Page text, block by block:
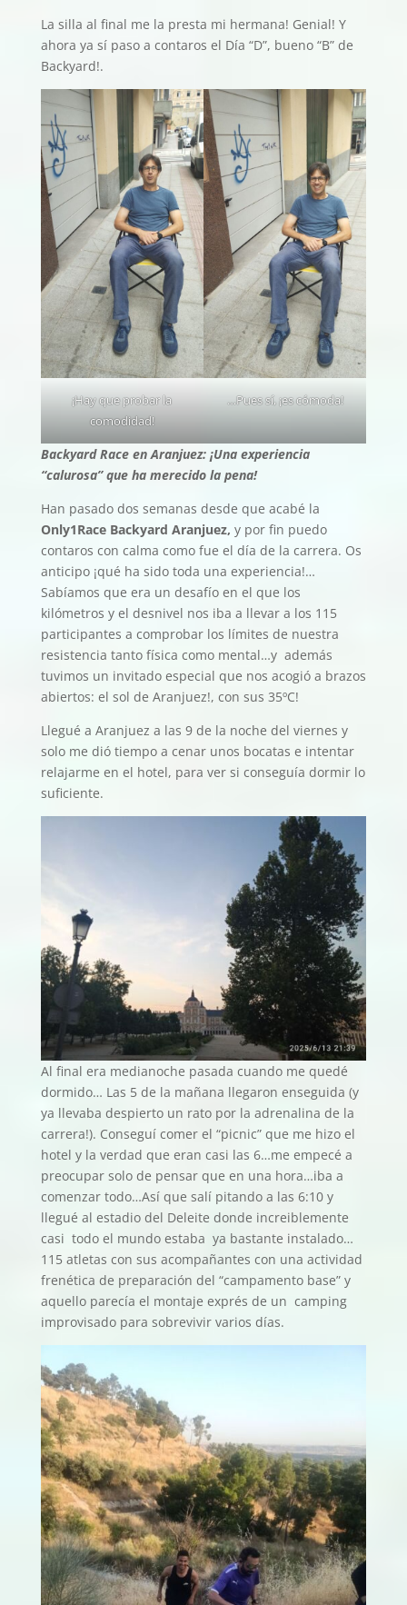
La silla al final me la presta mi hermana! Genial! Y
ahora ya sí paso a contaros el Día “D”, bueno “B” de
Backyard!.
¡Hay que probar la
comodidad!
…Pues sí, ¡es cómoda!
Backyard Race en Aranjuez: ¡Una experiencia
“calurosa” que ha merecido la pena!
Han pasado dos semanas desde que acabé la
Only1Race Backyard Aranjuez, y por fin puedo
contaros con calma como fue el día de la carrera. Os
anticipo ¡qué ha sido toda una experiencia!…
Sabíamos que era un desafío en el que los
kilómetros y el desnivel nos iba a llevar a los 115
participantes a comprobar los límites de nuestra
resistencia tanto física como mental…y además
tuvimos un invitado especial que nos acogió a brazos
abiertos: el sol de Aranjuez!, con sus 35ºC!
Llegué a Aranjuez a las 9 de la noche del viernes y
solo me dió tiempo a cenar unos bocatas e intentar
relajarme en el hotel, para ver si conseguía dormir lo
suficiente.
Al final era medianoche pasada cuando me quedé
dormido… Las 5 de la mañana llegaron enseguida (y
ya llevaba despierto un rato por la adrenalina de la
carrera!). Conseguí comer el “picnic” que me hizo el
hotel y la verdad que eran casi las 6…me empecé a
preocupar solo de pensar que en una hora…iba a
comenzar todo…Así que salí pitando a las 6:10 y
llegué al estadio del Deleite donde increiblemente
casi todo el mundo estaba ya bastante instalado…
115 atletas con sus acompañantes con una actividad
frenética de preparación del “campamento base” y
aquello parecía el montaje exprés de un camping
improvisado para sobrevivir varios días.